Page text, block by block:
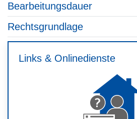
Bearbeitungsdauer
Rechtsgrundlage
Links & Onlinedienste